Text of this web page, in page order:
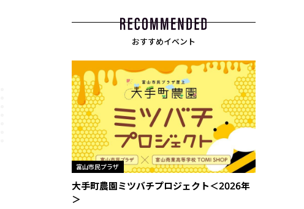
おすすめイベント
富山市民プラザ
大手町農園ミツバチプロジェクト＜2026年
＞